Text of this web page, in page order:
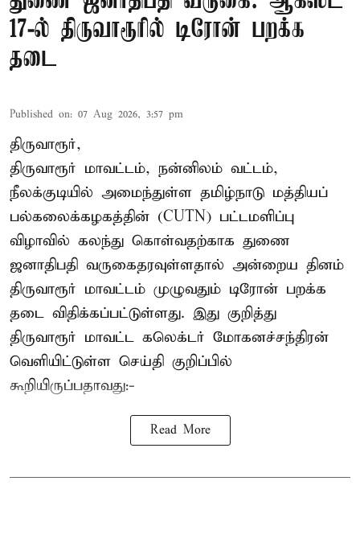
17-ல் திருவாரூரில் டிரோன் பறக்க
தடை
Published on: 07 Aug 2026, 3:57 pm
திருவாரூர்,
திருவாரூர் மாவட்டம், நன்னிலம் வட்டம்,
நீலக்குடியில் அமைந்துள்ள தமிழ்நாடு மத்தியப்
பல்கலைக்கழகத்தின் (CUTN) பட்டமளிப்பு
விழாவில் கலந்து கொள்வதற்காக துணை
ஜனாதிபதி வருகைதரவுள்ளதால் அன்றைய தினம்
திருவாரூர் மாவட்டம் முழுவதும் டிரோன் பறக்க
தடை விதிக்கப்பட்டுள்ளது. இது குறித்து
திருவாரூர் மாவட்ட கலெக்டர் மோகனச்சந்திரன்
வெளியிட்டுள்ள செய்தி குறிப்பில்
கூறியிருப்பதாவது:-
Read More